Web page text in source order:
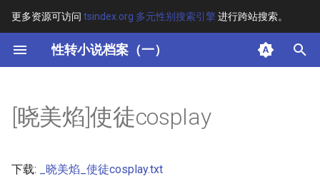
更多资源可访问 tsindex.org 多元性别搜索引擎进行跨站搜索。
性转小说档案（一）
键
开
搜
其他信息 [Processed Page
[晓美焰]使徒cosplay
下载: _晓美焰_使徒cosplay.txt